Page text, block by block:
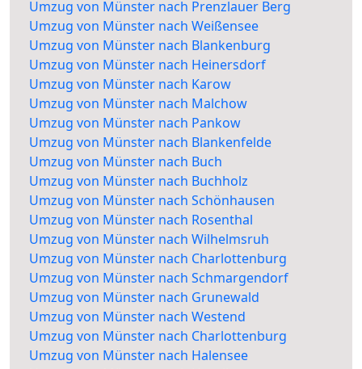
Umzug von Münster nach Prenzlauer Berg
Umzug von Münster nach Weißensee
Umzug von Münster nach Blankenburg
Umzug von Münster nach Heinersdorf
Umzug von Münster nach Karow
Umzug von Münster nach Malchow
Umzug von Münster nach Pankow
Umzug von Münster nach Blankenfelde
Umzug von Münster nach Buch
Umzug von Münster nach Buchholz
Umzug von Münster nach Schönhausen
Umzug von Münster nach Rosenthal
Umzug von Münster nach Wilhelmsruh
Umzug von Münster nach Charlottenburg
Umzug von Münster nach Schmargendorf
Umzug von Münster nach Grunewald
Umzug von Münster nach Westend
Umzug von Münster nach Charlottenburg
Umzug von Münster nach Halensee